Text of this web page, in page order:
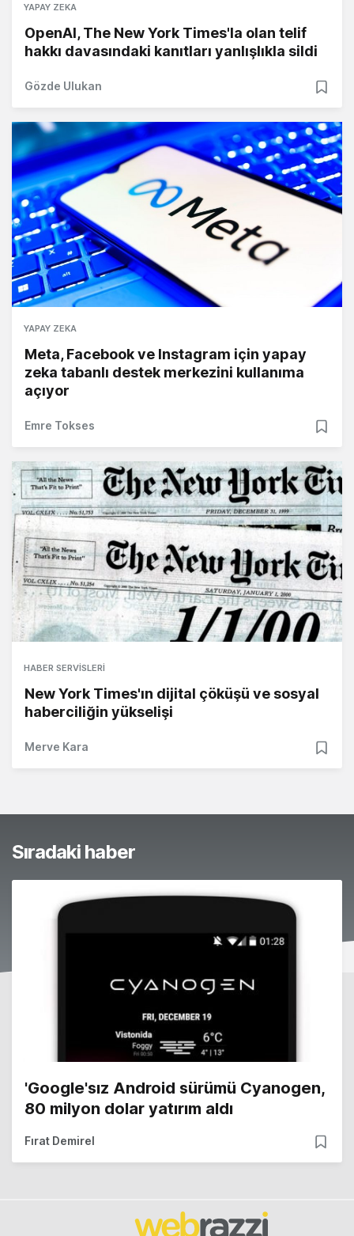
YAPAY ZEKA
OpenAI, The New York Times'la olan telif
hakkı davasındaki kanıtları yanlışlıkla sildi
Gözde Ulukan
YAPAY ZEKA
Meta, Facebook ve Instagram için yapay
zeka tabanlı destek merkezini kullanıma
açıyor
Emre Tokses
HABER SERVISLERI
New York Times'ın dijital çöküşü ve sosyal
haberciliğin yükselişi
Merve Kara
Sıradaki haber
'Google'sız Android sürümü Cyanogen,
80 milyon dolar yatırım aldı
Fırat Demirel